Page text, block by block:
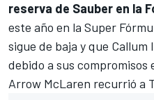
reserva de Sauber en la
este año en la Super
sigue de baja y que Callum
debido a sus compromisos
Arrow McLaren recurrió a